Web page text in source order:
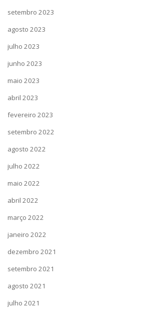
setembro 2023
agosto 2023
julho 2023
junho 2023
maio 2023
abril 2023
fevereiro 2023
setembro 2022
agosto 2022
julho 2022
maio 2022
abril 2022
março 2022
janeiro 2022
dezembro 2021
setembro 2021
agosto 2021
julho 2021